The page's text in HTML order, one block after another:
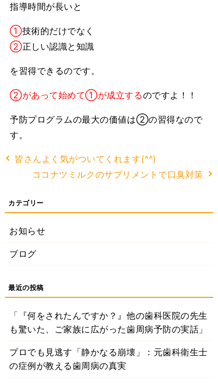
指導時間が長いと
①技術的だけでなく
②正しい認識と知識
を習得できるのです。
②があって始めて①が成立するのですよ！！
予防プログラムの最大の価値は②の習得なので
す。
皆さんよく気がついてくれます(^^)
ココナツミルクのサプリメントで口臭対策
お知らせ
ブログ
「『何をされたんですか？』他の歯科医院の先生
も驚いた、ご家族に広がった歯周病予防の実話」
プロでも見逃す「静かなる崩壊」：元歯科衛生士
の症例が教える歯周病の真実